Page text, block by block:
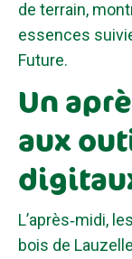
de terrain,
essences
Future.
Un
aux
L’après‑midi,
bois de